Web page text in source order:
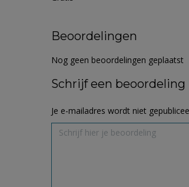
Beoordelingen
Nog geen beoordelingen geplaatst
Schrijf een beoordeling
Je e-mailadres wordt niet